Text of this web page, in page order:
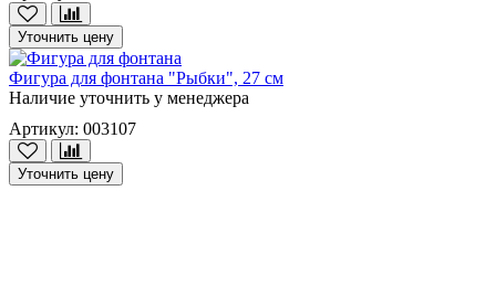
Уточнить цену
Фигура для фонтана "Рыбки", 27 см
Наличие уточнить у менеджера
Артикул: 003107
Уточнить цену